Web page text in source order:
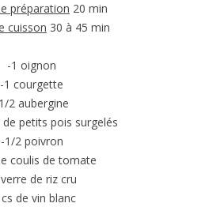
préparation 20 min
cuisson 30 à 45 min
-1 oignon
-1 courgette
2 aubergine
petits pois surgelés
-1/2 poivron
coulis de tomate
de riz cru
de vin blanc